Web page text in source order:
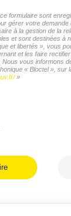
formulaire sont
gérer votre
à la gestion de la
et sont destinées à
et libertés », vous
et les faire
vous informons
« Bloctel », sur
»